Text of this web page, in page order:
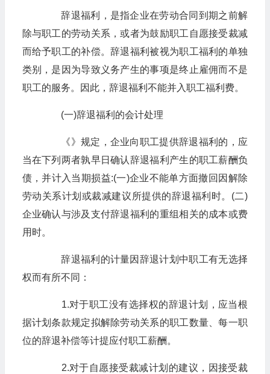
辞退福利，是指企业在劳动合同到期之前解
除与职工的劳动关系，或者为鼓励职工自愿接受裁减
而给予职工的补偿。辞退福利被视为职工福利的单独
类别，是因为导致义务产生的事项是终止雇佣而不是
职工的服务。因此，辞退福利不能并入职工福利费。
(一)辞退福利的会计处理
《》规定，企业向职工提供辞退福利的，应
当在下列两者孰早日确认辞退福利产生的职工薪酬负
债，并计入当期损益:(一)企业不能单方面撤回因解除
劳动关系计划或裁减建议所提供的辞退福利时。(二)
企业确认与涉及支付辞退福利的重组相关的成本或费
用时。
辞退福利的计量因辞退计划中职工有无选择
权而有所不同：
1.对于职工没有选择权的辞退计划，应当根
据计划条款规定拟解除劳动关系的职工数量、每一职
位的辞退补偿等计提应付职工薪酬。
2.对于自愿接受裁减计划的建议，因接受裁